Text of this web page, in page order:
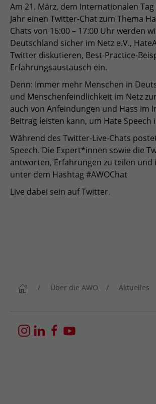
Am 21. März, dem Internationalen
Jahr einen Twitter-Chat zum Thema
Chats von 16:00 – 17:00 Uhr werden
Deutschland sicher im Netz e.V.,
Twitter diskutieren, Best-Practice-
Erfahrungsaustausch ein.
Denn: Immer mehr Menschen in
und Menschenfeindlichkeit im Netz
auch von Anfeindungen und Hass im
Beitrag leisten kann, um Hate
Während des Twitter-Live-Chats
Speech. Die Expert*innen sowie die
antworten, Erfahrungen zu teilen und
unter dem Hashtag #AWOChat
Live dabei sein auf Twitter.
Über die AWO Aktuelles